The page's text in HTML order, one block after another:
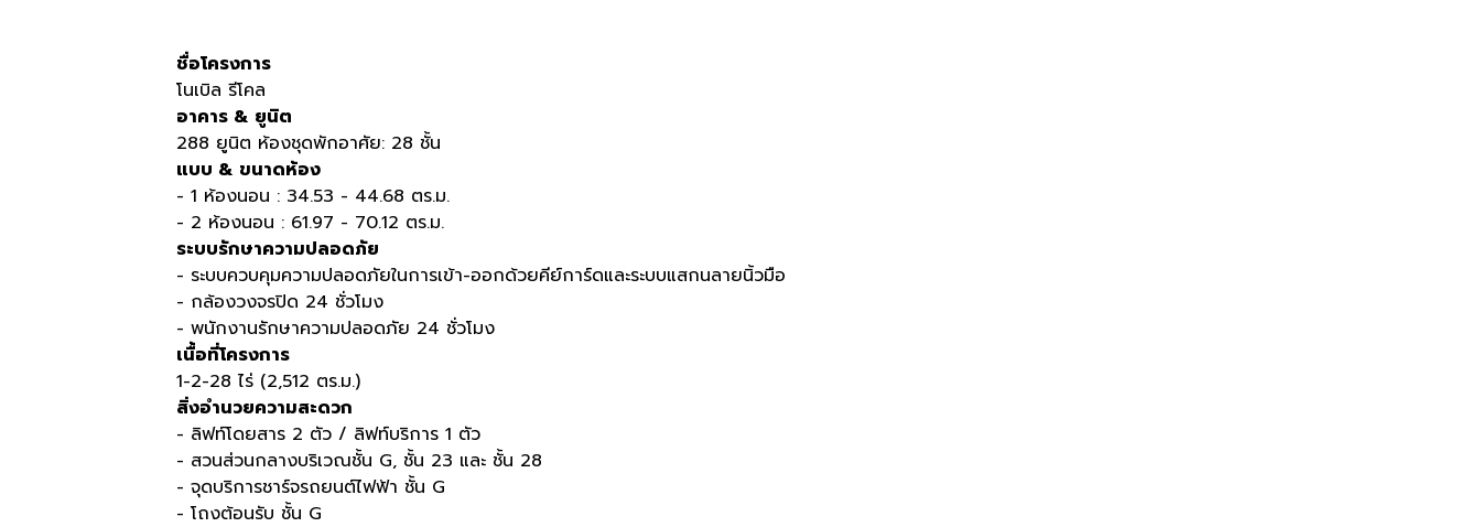
ชื่อโครงการ
โนเบิล รีโคล
อาคาร & ยูนิต
288 ยูนิต ห้องชุดพักอาศัย: 28 ชั้น
แบบ & ขนาดห้อง
- 1 ห้องนอน : 34.53 - 44.68 ตร.ม.
- 2 ห้องนอน : 61.97 - 70.12 ตร.ม.
ระบบรักษาความปลอดภัย
- ระบบควบคุมความปลอดภัยในการเข้า-ออกด้วยคีย์การ์ดและระบบแสกนลายนิ้วมือ
- กล้องวงจรปิด 24 ชั่วโมง
- พนักงานรักษาความปลอดภัย 24 ชั่วโมง
เนื้อที่โครงการ
1-2-28 ไร่ (2,512 ตร.ม.)
สิ่งอำนวยความสะดวก
- ลิฟท์โดยสาร 2 ตัว / ลิฟท์บริการ 1 ตัว
- สวนส่วนกลางบริเวณชั้น G, ชั้น 23 และ ชั้น 28
- จุดบริการชาร์จรถยนต์ไฟฟ้า ชั้น G
- โถงต้อนรับ ชั้น G